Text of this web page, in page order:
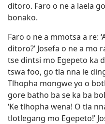
ditoro. Faro o ne a laela
bonako.
Faro o ne a mmotsa a re:
ditoro?’ Josefa o ne a mo
tse dintsi mo Egepeto ka
tswa foo, go tla nna le
Tlhopha mongwe yo o
gore batho ba se ka ba
‘Ke tlhopha wena! O tla
tlotlegang mo Egepeto!’